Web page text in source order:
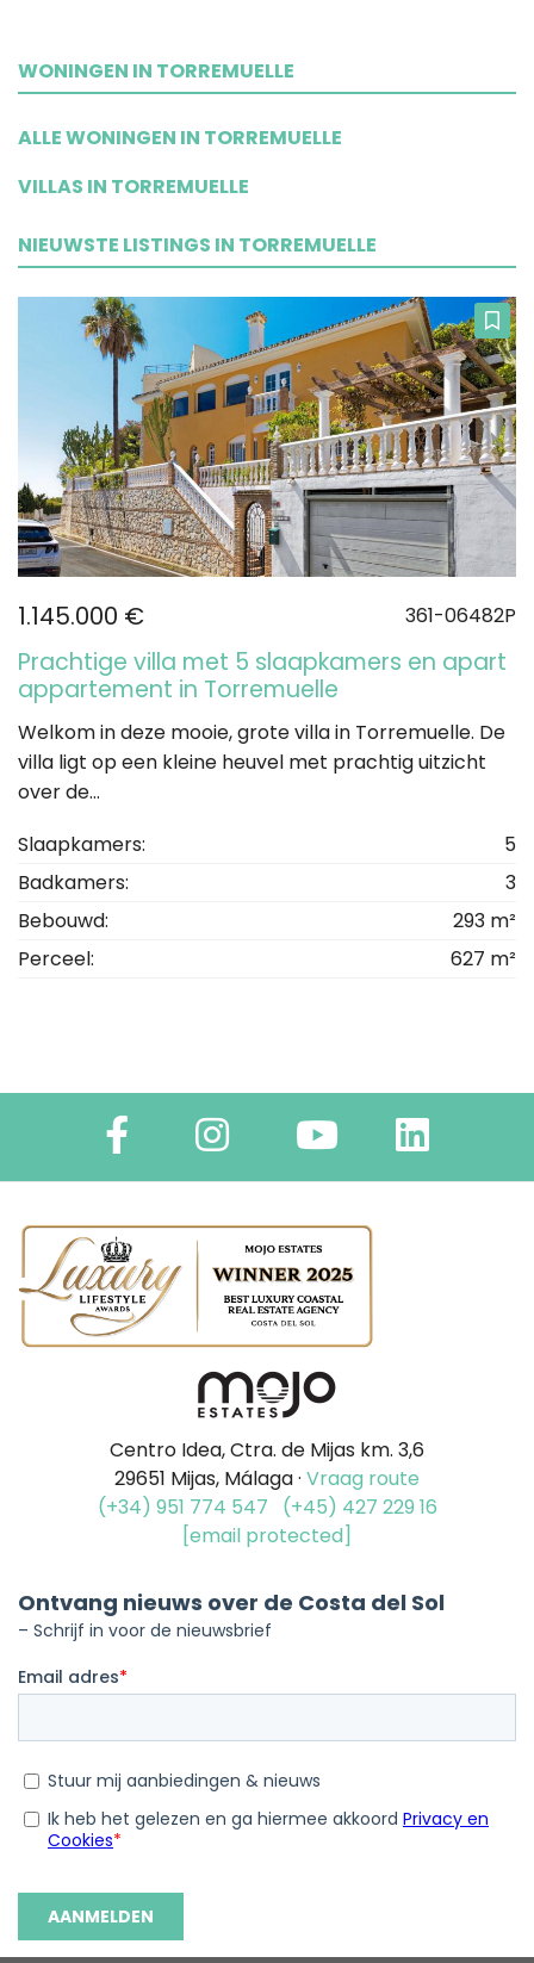
WONINGEN IN TORREMUELLE
ALLE WONINGEN IN TORREMUELLE
VILLAS IN TORREMUELLE
NIEUWSTE LISTINGS IN TORREMUELLE
1.145.000 € 361-06482P
Prachtige villa met 5 slaapkamers en apart
appartement in Torremuelle
Welkom in deze mooie, grote villa in Torremuelle. De
villa ligt op een kleine heuvel met prachtig uitzicht
over de...
Slaapkamers:
5
Badkamers:
3
Bebouwd:
293 m²
Perceel:
627 m²
Centro Idea, Ctra. de Mijas km. 3,6
29651 Mijas, Málaga · Vraag route
(+34) 951 774 547
(+45) 427 229 16
[email protected]